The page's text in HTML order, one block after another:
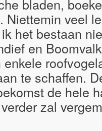
bladen,
Niettemin veel
het bestaan
en
te schaffen.
de hele
zal